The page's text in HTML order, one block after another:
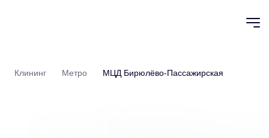
Клининг Метро МЦД Бирюлёво-Пассажирская